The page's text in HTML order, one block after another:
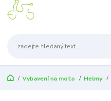
Vybavení na moto Helmy